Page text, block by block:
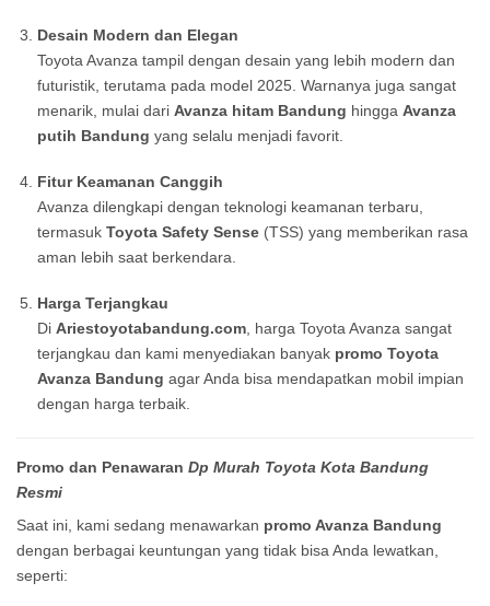
Desain Modern dan Elegan
Toyota Avanza tampil dengan desain yang lebih modern dan
futuristik, terutama pada model 2025. Warnanya juga sangat
menarik, mulai dari Avanza hitam Bandung hingga Avanza
putih Bandung yang selalu menjadi favorit.
Fitur Keamanan Canggih
Avanza dilengkapi dengan teknologi keamanan terbaru,
termasuk Toyota Safety Sense(TSS) yang memberikan rasa
aman lebih saat berkendara.
Harga Terjangkau
Di Ariestoyotabandung.com, harga Toyota Avanza sangat
terjangkau dan kami menyediakan banyak promo Toyota
Avanza Bandung agar Anda bisa mendapatkan mobil impian
dengan harga terbaik.
Promo dan Penawaran Dp Murah Toyota Kota Bandung
Resmi
Saat ini, kami sedang menawarkan promo Avanza Bandung
dengan berbagai keuntungan yang tidak bisa Anda lewatkan,
seperti: